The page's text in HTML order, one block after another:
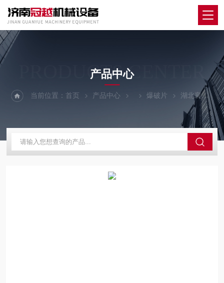
PRODUCTS CENTER
产品中心
当前位置：首页 产品中心 爆破片 湖北襄阳防爆片管道爆破片